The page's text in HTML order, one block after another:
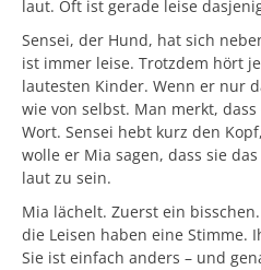
laut. Oft ist gerade leise
Sensei, der Hund, hat sich
ist immer leise. Trotzdem hört
lautesten Kinder. Wenn er nur
wie von selbst. Man merkt,
Wort. Sensei hebt kurz den
wolle er Mia sagen, dass sie
laut zu sein.
Mia lächelt. Zuerst ein
die Leisen haben eine Stimme.
Sie ist einfach anders – und